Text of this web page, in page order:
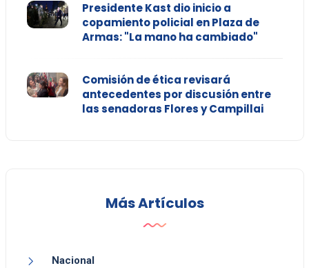
Presidente Kast dio inicio a
copamiento policial en Plaza de
Armas: "La mano ha cambiado"
Comisión de ética revisará
antecedentes por discusión entre
las senadoras Flores y Campillai
Más Artículos
Nacional